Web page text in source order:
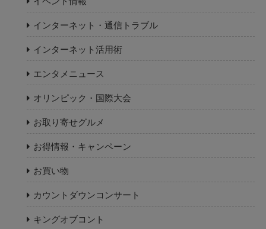
インターネット・通信トラブル
インターネット活用術
エンタメニュース
オリンピック・国際大会
お取り寄せグルメ
お得情報・キャンペーン
お買い物
カウントダウンコンサート
キングオブコント